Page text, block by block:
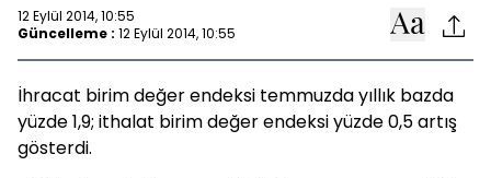
12 Eylül 2014, 10:55
Güncelleme : 12 Eylül 2014, 10:55
İhracat birim değer endeksi temmuzda yıllık bazda
yüzde 1,9; ithalat birim değer endeksi yüzde 0,5 artış
gösterdi.